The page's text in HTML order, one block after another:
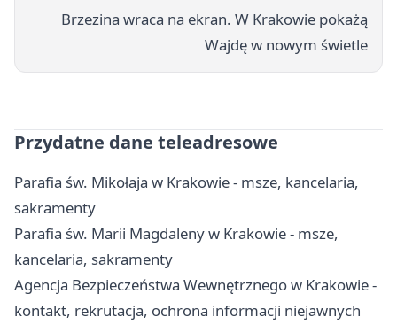
Brzezina wraca na ekran. W Krakowie pokażą
Wajdę w nowym świetle
Przydatne dane teleadresowe
Parafia św. Mikołaja w Krakowie - msze, kancelaria,
sakramenty
Parafia św. Marii Magdaleny w Krakowie - msze,
kancelaria, sakramenty
Agencja Bezpieczeństwa Wewnętrznego w Krakowie -
kontakt, rekrutacja, ochrona informacji niejawnych